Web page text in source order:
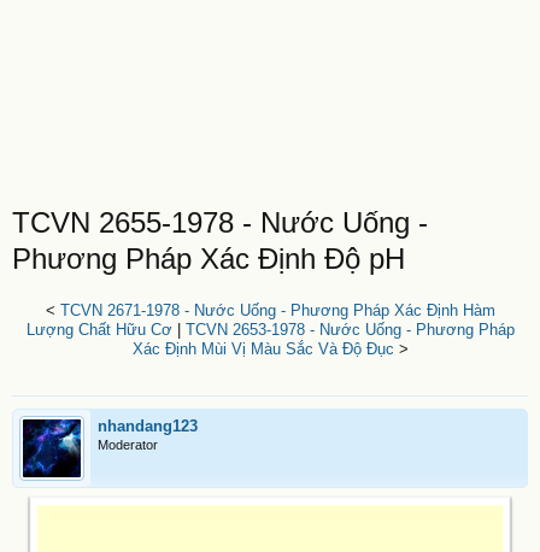
TCVN 2655-1978 - Nước Uống -
Phương Pháp Xác Định Độ pH
< TCVN 2671-1978 - Nước Uống - Phương Pháp Xác Định Hàm
Lượng Chất Hữu Cơ| TCVN 2653-1978 - Nước Uống - Phương Pháp
Xác Định Mùi Vị Màu Sắc Và Độ Đục >
nhandang123
Moderator